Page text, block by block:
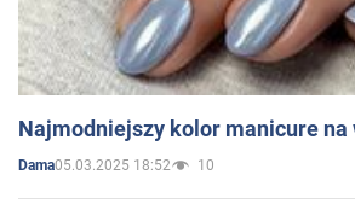
Najmodniejszy kolor manicure
Dama05.03.2025 18:52 10